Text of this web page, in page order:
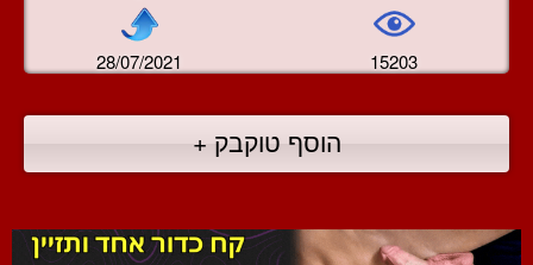
28/07/2021 15203
הוסף טוקבק +